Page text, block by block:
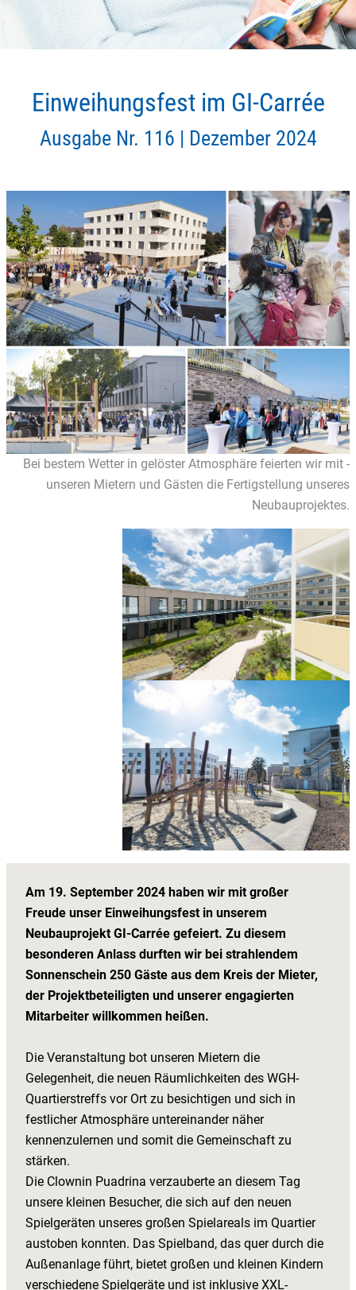
Einweihungsfest im GI-Carrée
Ausgabe Nr. 116 | Dezember 2024
Bei bestem Wetter in gelöster Atmosphäre feierten wir mit ­
unseren Mietern und Gästen die ­Fertigstellung unseres
Neubauprojektes.
Am 19. September 2024 haben wir mit großer
Freude unser Einweihungsfest in unserem
Neubauprojekt GI-Carrée gefeiert. Zu diesem
besonderen Anlass durften wir bei strahlendem
Sonnenschein 250 Gäste aus dem Kreis der Mieter,
der Projektbeteiligten und unserer engagierten
Mitarbeiter willkommen heißen.
Die Veranstaltung bot unseren Mietern die
Gelegenheit, die neuen Räumlichkeiten des WGH-
Quartierstreffs vor Ort zu besichtigen und sich in
festlicher Atmosphäre untereinander näher
kennenzulernen und somit die Gemeinschaft zu
stärken.
Die Clownin Puadrina verzauberte an diesem Tag
unsere kleinen Besucher, die sich auf den neuen
Spielgeräten unseres großen Spielareals im Quartier
austoben konnten. Das Spielband, das quer durch die
Außenanlage führt, bietet großen und kleinen Kindern
verschiedene Spielgeräte und ist inklusive XXL-